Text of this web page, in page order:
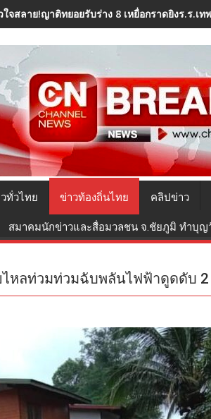
ใจสลาย!ญาติทยอยรับร่าง 8 เหยื่อกราดยิงร.ร.เ
ทั่วไทย ข่าวท้องถิ่นไทย คลิปข่าว
สมาคมนักข่าวและสื่อมวลชน จ.ชัยภูมิ ทำบุญ
หลท่วมท่วมฉับพลันไฟฟ้าดูดดับ 2